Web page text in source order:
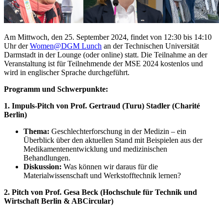
Am Mittwoch, den 25. September 2024, findet von 12:30 bis 14:10
Uhr derWomen@DGM Lunch an der Technischen Universität
Darmstadt in der Lounge (oder online) statt. Die Teilnahme an der
Veranstaltung ist für Teilnehmende der MSE 2024 kostenlos und
wird in englischer Sprache durchgeführt.
Programm und Schwerpunkte:
1. Impuls-Pitch von Prof. Gertraud (Turu) Stadler (Charité
Berlin)
Thema: Geschlechterforschung in der Medizin – ein
Überblick über den aktuellen Stand mit Beispielen aus der
Medikamentenentwicklung und medizinischen
Behandlungen.
Diskussion: Was können wir daraus für die
Materialwissenschaft und Werkstofftechnik lernen?
2. Pitch von Prof. Gesa Beck (Hochschule für Technik und
Wirtschaft Berlin & ABCircular)